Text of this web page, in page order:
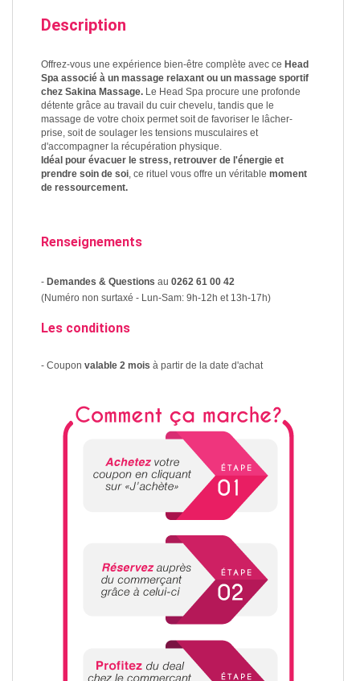
Description
Offrez-vous une expérience bien-être complète avec ce Head
Spa associé à un massage relaxant ou un massage sportif
chez Sakina Massage. Le Head Spa procure une profonde
détente grâce au travail du cuir chevelu, tandis que le
massage de votre choix permet soit de favoriser le lâcher-
prise, soit de soulager les tensions musculaires et
d'accompagner la récupération physique.
Idéal pour évacuer le stress, retrouver de l'énergie et
prendre soin de soi, ce rituel vous offre un véritable moment
de ressourcement.
Renseignements
- Demandes & Questions au 0262 61 00 42
(Numéro non surtaxé - Lun-Sam: 9h-12h et 13h-17h)
Les conditions
- Coupon valable 2 mois à partir de la date d'achat